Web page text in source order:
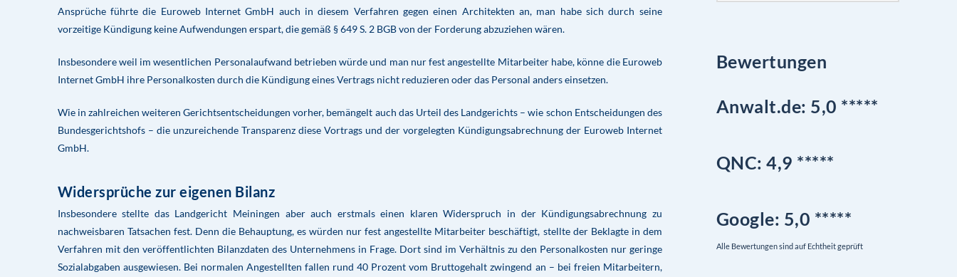
Ansprüche führte die Euroweb Internet GmbH auch in diesem Verfahren gegen einen Architekten an, man habe sich durch seine
vorzeitige Kündigung keine Aufwendungen erspart, die gemäß § 649 S. 2 BGB von der Forderung abzuziehen wären.
Insbesondere weil im wesentlichen Personalaufwand betrieben würde und man nur fest angestellte Mitarbeiter habe, könne die Euroweb
Internet GmbH ihre Personalkosten durch die Kündigung eines Vertrags nicht reduzieren oder das Personal anders einsetzen.
Wie in zahlreichen weiteren Gerichtsentscheidungen vorher, bemängelt auch das Urteil des Landgerichts – wie schon Entscheidungen des
Bundesgerichtshofs – die unzureichende Transparenz diese Vortrags und der vorgelegten Kündigungsabrechnung der Euroweb Internet
GmbH.
Widersprüche zur eigenen Bilanz
Insbesondere stellte das Landgericht Meiningen aber auch erstmals einen klaren Widerspruch in der Kündigungsabrechnung zu
nachweisbaren Tatsachen fest. Denn die Behauptung, es würden nur fest angestellte Mitarbeiter beschäftigt, stellte der Beklagte in dem
Verfahren mit den veröffentlichten Bilanzdaten des Unternehmens in Frage. Dort sind im Verhältnis zu den Personalkosten nur geringe
Sozialabgaben ausgewiesen. Bei normalen Angestellten fallen rund 40 Prozent vom Bruttogehalt zwingend an – bei freien Mitarbeitern,
Bewertungen
Anwalt.de: 5,0 *****
QNC: 4,9 *****
Google: 5,0 *****
Alle Bewertungen sind auf Echtheit geprüft